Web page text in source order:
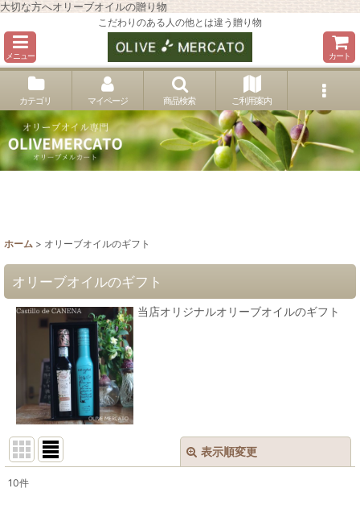
大切な方へオリーブオイルの贈り物
こだわりのある人の他とは違う贈り物
メニュー カート
カテゴリ マイページ 商品検索 ご利用案内
ホーム > オリーブオイルのギフト
オリーブオイルのギフト
当店オリジナルオリーブオイルのギフト
表示順変更
10件